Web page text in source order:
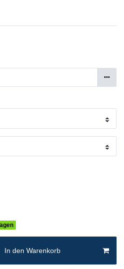
In den Warenkorb